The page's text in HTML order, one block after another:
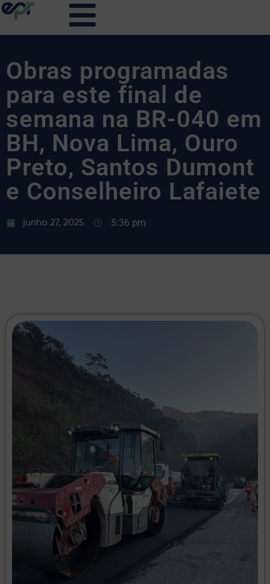
Obras programadas
para este final de
semana na BR-040 em
BH, Nova Lima, Ouro
Preto, Santos Dumont
e Conselheiro Lafaiete
junho 27, 2025 5:36 pm